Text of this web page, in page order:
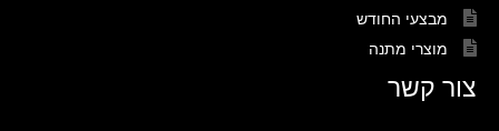
מבצעי החודש
מוצרי מתנה
צור קשר